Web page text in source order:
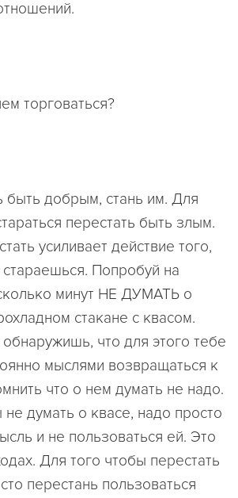
торговаться?
быть добрым, стань им. Для
перестать быть злым.
усиливает действие того,
Попробуй на
минут НЕ ДУМАТЬ о
стакане с квасом.
что для этого тебе
мыслями возвращаться к
что о нем думать не надо.
думать о квасе, надо просто
и не пользоваться ей. Это
Для того чтобы перестать
перестань пользоваться